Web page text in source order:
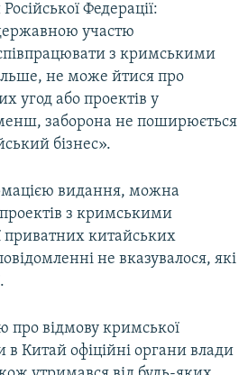
Федерації:
участю
з кримськими
не може йтися про
угод або проектів у
заборона не поширюється
бізнес».
видання, можна
з кримськими
приватних китайських
не вказувалося, які
про відмову кримської
в Китай офіційні органи влади